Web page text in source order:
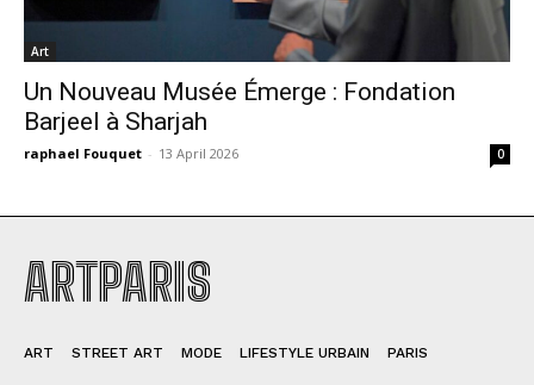
Art
Un Nouveau Musée Émerge : Fondation
Barjeel à Sharjah
raphael Fouquet - 13 April 2026 0
ARTPARIS
ART STREET ART MODE LIFESTYLE URBAIN PARIS